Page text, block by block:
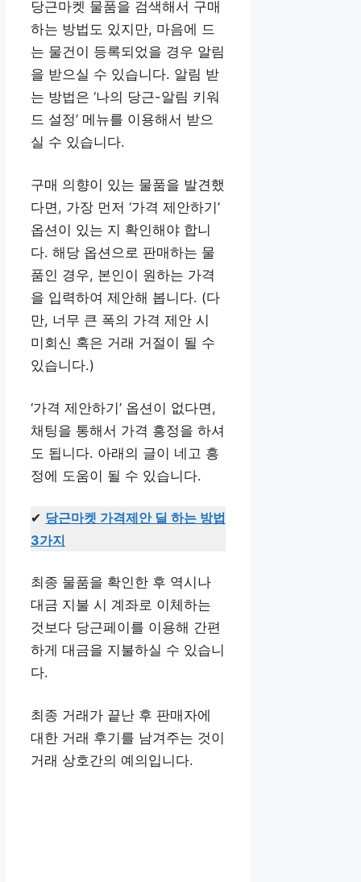
당근마켓 물품을 검색해서 구매
하는 방법도 있지만, 마음에 드
는 물건이 등록되었을 경우 알림
을 받으실 수 있습니다. 알림 받
는 방법은 ‘나의 당근-알림 키워
드 설정’ 메뉴를 이용해서 받으
실 수 있습니다.
구매 의향이 있는 물품을 발견했
다면, 가장 먼저 ‘가격 제안하기’
옵션이 있는 지 확인해야 합니
다. 해당 옵션으로 판매하는 물
품인 경우, 본인이 원하는 가격
을 입력하여 제안해 봅니다. (다
만, 너무 큰 폭의 가격 제안 시
미회신 혹은 거래 거절이 될 수
있습니다.)
‘가격 제안하기’ 옵션이 없다면,
채팅을 통해서 가격 흥정을 하셔
도 됩니다. 아래의 글이 네고 흥
정에 도움이 될 수 있습니다.
✔ 당근마켓 가격제안 딜 하는 방법
3가지
최종 물품을 확인한 후 역시나
대금 지불 시 계좌로 이체하는
것보다 당근페이를 이용해 간편
하게 대금을 지불하실 수 있습니
다.
최종 거래가 끝난 후 판매자에
대한 거래 후기를 남겨주는 것이
거래 상호간의 예의입니다.